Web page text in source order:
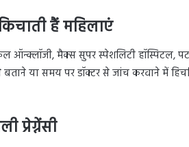
हैं महिलाएं
ऑन्क्लॉजी, मैक्स सुपर स्पेशलिटी हॉस्पिटल,
या समय पर डॉक्टर से जांच करवाने में
प्रेग्नेंसी